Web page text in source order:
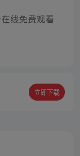
线免费观看
立即下载